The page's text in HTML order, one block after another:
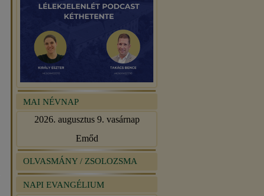
MAI NÉVNAP
2026. augusztus 9. vasárnap
Emőd
OLVASMÁNY / ZSOLOZSMA
NAPI EVANGÉLIUM